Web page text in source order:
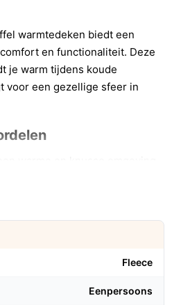
warmtedeken biedt een
en functionaliteit. Deze
je warm tijdens koude
voor een gezellige sfeer in
Hier zijn enkele
De deken heeft een royale maat
voor een
op de bank.
warmtestanden, zodat je
Fleece
Eenpersoons